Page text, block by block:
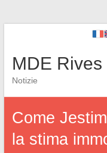
MDE
Notizie
Come
la stima